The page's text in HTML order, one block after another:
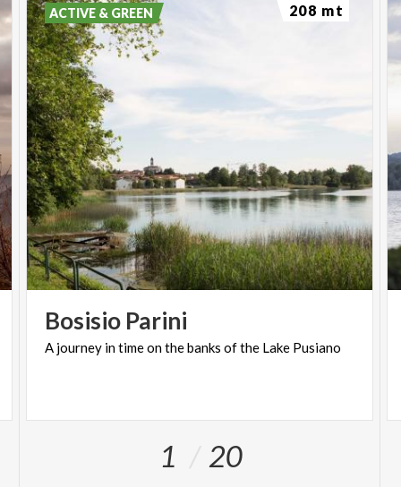
Bosisio Parini
A journey intimeonthebanks ofthe Lake Pusiano
ACTIVE & GREEN 208 mt
1 20